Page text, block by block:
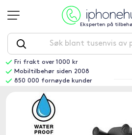
Eksperten på
Fri frakt over 1000 kr
Mobiltilbehør siden 2008
850 000 fornøyde kunder